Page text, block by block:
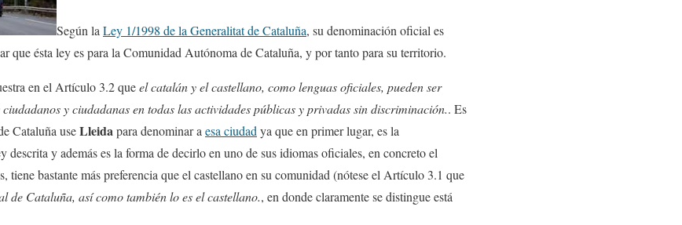
Según la Ley 1/1998 de la Generalitat de Cataluña, su denominación oficial es
que ésta ley es para la Comunidad Autónoma de Cataluña, y por tanto para su territorio.
en el Artículo 3.2 queel catalán y el castellano, como lenguas oficiales, pueden ser
y ciudadanas en todas las actividades públicas y privadas sin discriminación.. Es
Cataluña useLleidapara denominar a esa ciudad ya que en primer lugar, es la
y además es la forma de decirlo en uno de sus idiomas oficiales, en concreto el
tiene bastante más preferencia que el castellano en su comunidad (nótese el Artículo 3.1 que
de Cataluña, así como también lo es el castellano., en donde claramente se distingue está